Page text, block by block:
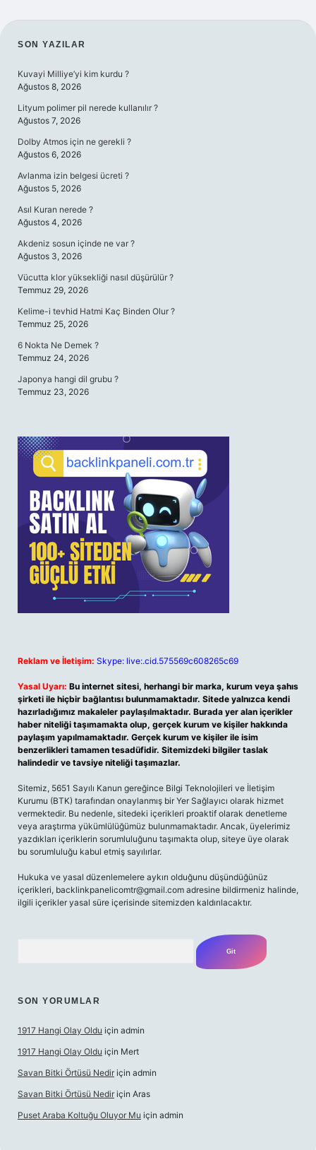
SIDEBAR
SON YAZILAR
Kuvayi Milliye’yi kim kurdu ?
Ağustos 8, 2026
Lityum polimer pil nerede kullanılır ?
Ağustos 7, 2026
Dolby Atmos için ne gerekli ?
Ağustos 6, 2026
Avlanma izin belgesi ücreti ?
Ağustos 5, 2026
Asıl Kuran nerede ?
Ağustos 4, 2026
Akdeniz sosun içinde ne var ?
Ağustos 3, 2026
Vücutta klor yüksekliği nasıl düşürülür ?
Temmuz 29, 2026
Kelime-i tevhid Hatmi Kaç Binden Olur ?
Temmuz 25, 2026
6 Nokta Ne Demek ?
Temmuz 24, 2026
Japonya hangi dil grubu ?
Temmuz 23, 2026
Reklam ve İletişim: Skype: live:.cid.575569c608265c69
Yasal Uyarı: Bu internet sitesi, herhangi bir marka, kurum veya şahıs
şirketi ile hiçbir bağlantısı bulunmamaktadır. Sitede yalnızca kendi
hazırladığımız makaleler paylaşılmaktadır. Burada yer alan içerikler
haber niteliği taşımamakta olup, gerçek kurum ve kişiler hakkında
paylaşım yapılmamaktadır. Gerçek kurum ve kişiler ile isim
benzerlikleri tamamen tesadüfidir. Sitemizdeki bilgiler taslak
halindedir ve tavsiye niteliği taşımazlar.
Sitemiz, 5651 Sayılı Kanun gereğince Bilgi Teknolojileri ve İletişim
Kurumu (BTK) tarafından onaylanmış bir Yer Sağlayıcı olarak hizmet
vermektedir. Bu nedenle, sitedeki içerikleri proaktif olarak denetleme
veya araştırma yükümlülüğümüz bulunmamaktadır. Ancak, üyelerimiz
yazdıkları içeriklerin sorumluluğunu taşımakta olup, siteye üye olarak
bu sorumluluğu kabul etmiş sayılırlar.
Hukuka ve yasal düzenlemelere aykırı olduğunu düşündüğünüz
içerikleri, backlinkpanelicomtr@gmail.com adresine bildirmeniz halinde,
ilgili içerikler yasal süre içerisinde sitemizden kaldırılacaktır.
SON YORUMLAR
1917 Hangi Olay Oldu için admin
1917 Hangi Olay Oldu için Mert
Savan Bitki Örtüsü Nedir için admin
Savan Bitki Örtüsü Nedir için Aras
Puset Araba Koltuğu Oluyor Mu için admin